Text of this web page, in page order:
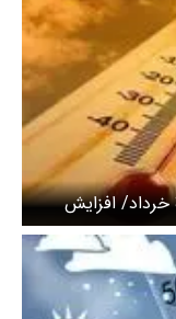
پیش بینی هوای کرمانشاه فردا یکشنبه 3 خرداد/ افزایش